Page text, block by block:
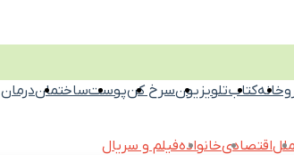
کتابتلویزیونسرخ کنپوستساختماندرمان
اقتصادیخانوادهفیلم و سریال